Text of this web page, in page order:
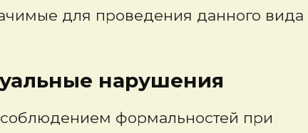
для проведения данного вида
нарушения
формальностей при